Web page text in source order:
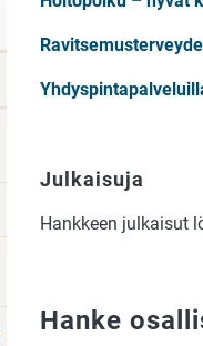
Julkaisuja
Hankkeen julkaisut
Hanke